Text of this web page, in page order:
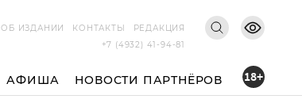
ОБ ИЗДАНИИ
КОНТАКТЫ
РЕДАКЦИЯ
+7 (4932) 41-94-81
АФИША НОВОСТИ ПАРТНЁРОВ 18+